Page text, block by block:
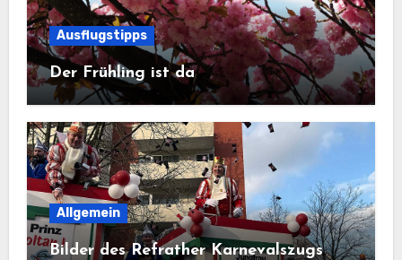
Ausflugstipps
Der Frühling ist da
Allgemein
Bilder des Refrather Karnevalszugs